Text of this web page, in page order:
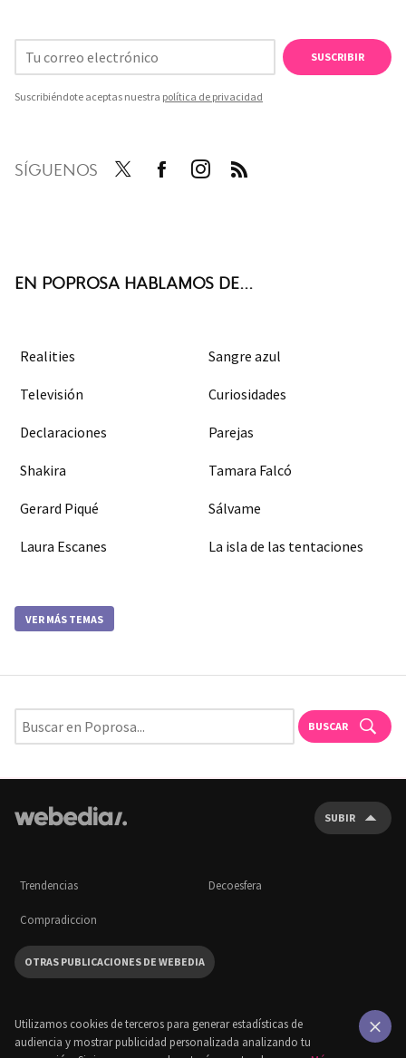
SUSCRIBIR
Suscribiéndote aceptas nuestra política de privacidad
SÍGUENOS
EN POPROSA HABLAMOS DE...
Realities Sangre azul
Televisión Curiosidades
Declaraciones Parejas
Shakira Tamara Falcó
Gerard Piqué Sálvame
Laura Escanes La isla de las tentaciones
VER MÁS TEMAS
BUSCAR
SUBIR
Trendencias Decoesfera
Compradiccion
OTRAS PUBLICACIONES DE WEBEDIA
Utilizamos cookies de terceros para generar estadísticas de
audiencia y mostrar publicidad personalizada analizando tu